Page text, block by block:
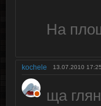
На
kochele 13.07.2010 17:25
ща